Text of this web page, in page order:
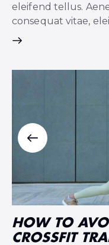
eleifend tellus.
consequat vitae,
HOW TO
CROSSFIT